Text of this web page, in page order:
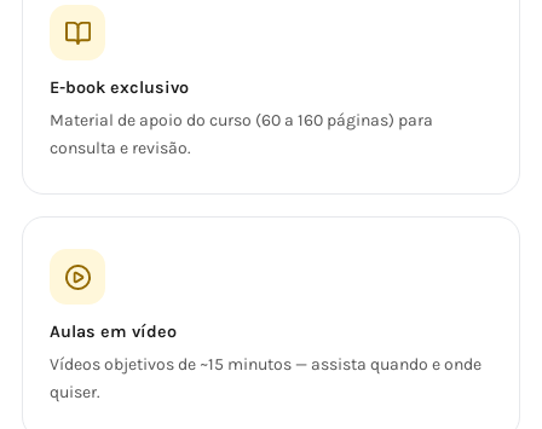
E-book exclusivo
Material de apoio do curso (60 a 160 páginas) para
consulta e revisão.
Aulas em vídeo
Vídeos objetivos de ~15 minutos — assista quando e onde
quiser.